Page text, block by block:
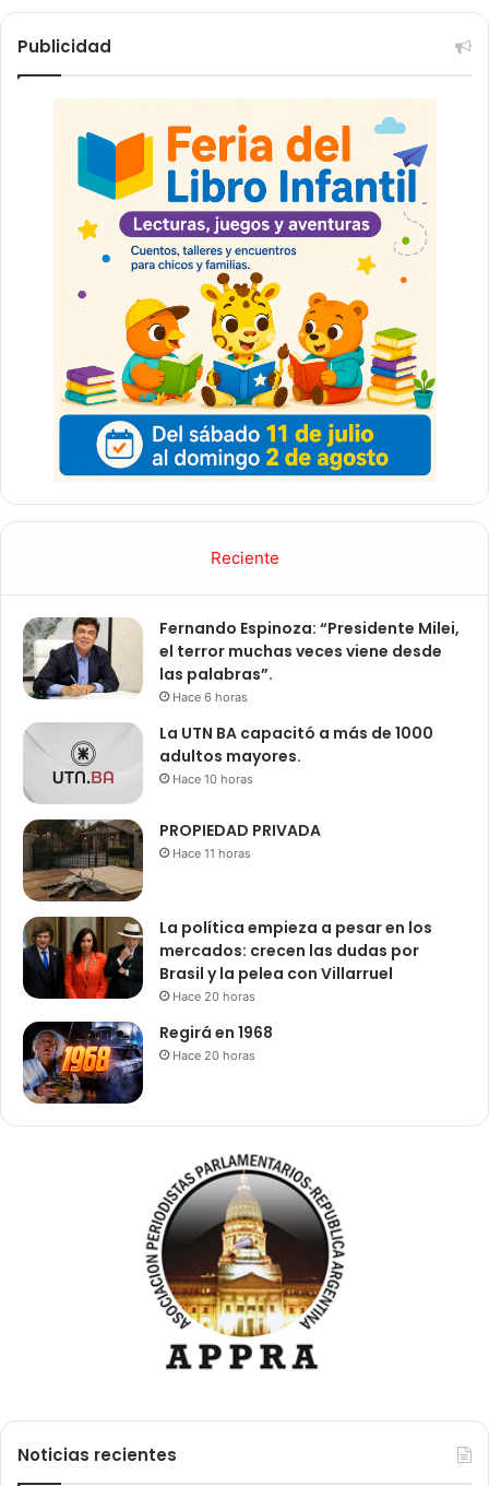
Publicidad
Reciente
Fernando Espinoza: “Presidente Milei,
el terror muchas veces viene desde
las palabras”.
Hace 6 horas
La UTN BA capacitó a más de 1000
adultos mayores.
Hace 10 horas
PROPIEDAD PRIVADA
Hace 11 horas
La política empieza a pesar en los
mercados: crecen las dudas por
Brasil y la pelea con Villarruel
Hace 20 horas
Regirá en 1968
Hace 20 horas
Noticias recientes